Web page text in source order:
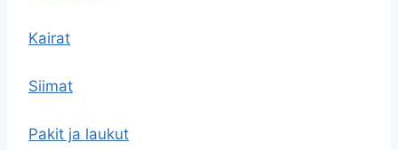
Kairat
Siimat
Pakit ja laukut